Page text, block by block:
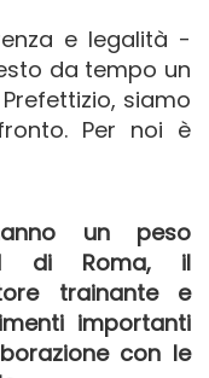
e legalità -
da tempo un
siamo
Per noi è
un peso
di Roma, il
trainante e
importanti
con le